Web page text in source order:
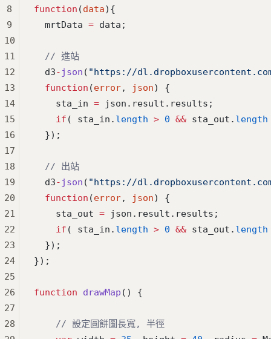
function (data){
  mrtData
= data;
  // 進站
  d3
- json ( "https://
  function
(error, json) {
    sta_in
= json.result.results;
    if
( sta_in. length > 0 && sta_out. length
  });
  // 出站
  d3
- json ( "https://
  function
(error, json) {
    sta_out
= json.result.results;
    if
( sta_in. length > 0 && sta_out. length
  });
});
function drawMap () {
    // 設定圓餅圖長寬, 半徑
8
9
10
11
12
13
14
15
16
17
18
19
20
21
22
23
24
25
26
27
28